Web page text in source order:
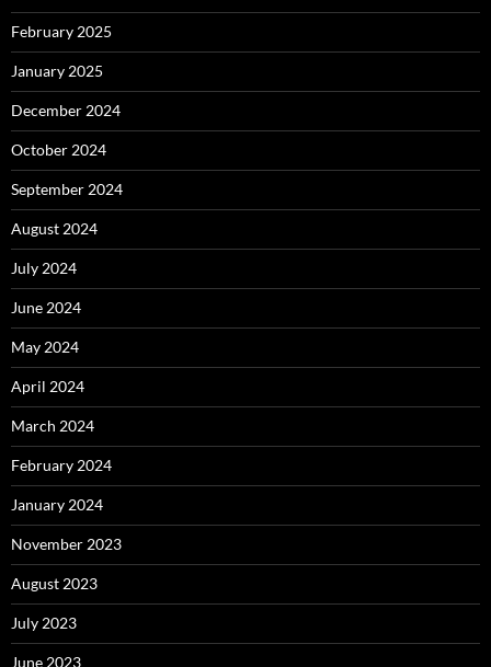
February 2025
January 2025
December 2024
October 2024
September 2024
August 2024
July 2024
June 2024
May 2024
April 2024
March 2024
February 2024
January 2024
November 2023
August 2023
July 2023
June 2023